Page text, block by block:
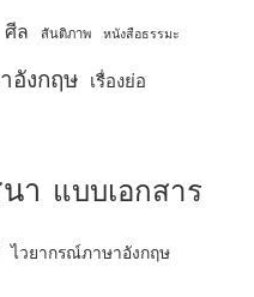
ศีล สันติภาพ หนังสือธรรมะ
อังกฤษ เรื่องย่อ
า แบบเอกสาร
ไวยากรณ์ภาษาอังกฤษ